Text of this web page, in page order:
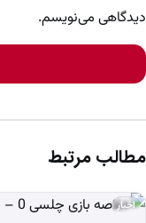
دیدگاهی می‌نویسم.
مطالب مرتبط
اخبار